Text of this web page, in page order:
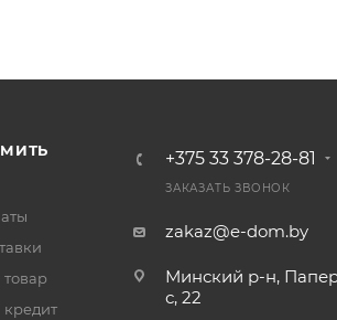
кредит
+375 33 378-28-81
ЗАКАЗАТЬ ЗВОНОК
zakaz@e-dom.by
Минский р-н,
с, 22